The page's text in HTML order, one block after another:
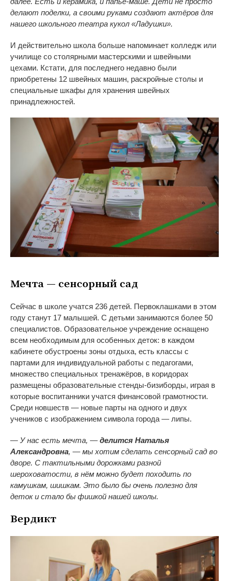
делают поделки, а своими руками создают актёров для
нашего школьного театра кукол «Ладушки».
И действительно школа больше напоминает колледж или
училище со столярными мастерскими и швейными
цехами. Кстати, для последнего недавно были
приобретены 12 швейных машин, раскройные столы и
специальные шкафы для хранения швейных
принадлежностей.
Мечта — сенсорный сад
Сейчас в школе учатся 236 детей. Первоклашками в этом
году станут 17 малышей. С детьми занимаются более 50
специалистов. Образовательное учреждение оснащено
всем необходимым для особенных деток: в каждом
кабинете обустроены зоны отдыха, есть классы с
партами для индивидуальной работы с педагогами,
множество специальных тренажёров, в коридорах
размещены образовательные стенды-бизиборды, играя в
которые воспитанники учатся финансовой грамотности.
Среди новшеств — новые парты на одного и двух
учеников с изображением символа города — липы.
— У нас есть мечта, — делится Наталья
Александровна, — мы хотим сделать сенсорный сад во
дворе. С тактильными дорожками разной
шероховатости, в нём можно будет походить по
камушкам, шишкам. Это было бы очень полезно для
деток и стало бы фишкой нашей школы.
Вердикт